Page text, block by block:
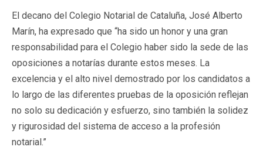
El decano del Colegio Notarial de Cataluña, José Alberto
Marín, ha expresado que “ha sido un honor y una gran
responsabilidad para el Colegio haber sido la sede de las
oposiciones a notarías durante estos meses. La
excelencia y el alto nivel demostrado por los candidatos a
lo largo de las diferentes pruebas de la oposición reflejan
no solo su dedicación y esfuerzo, sino también la solidez
y rigurosidad del sistema de acceso a la profesión
notarial.”